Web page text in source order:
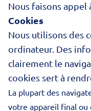
Nous faisons appel
Cookies
Nous utilisons des
ordinateur. Des
clairement le
cookies sert à
La plupart des
votre appareil final ou